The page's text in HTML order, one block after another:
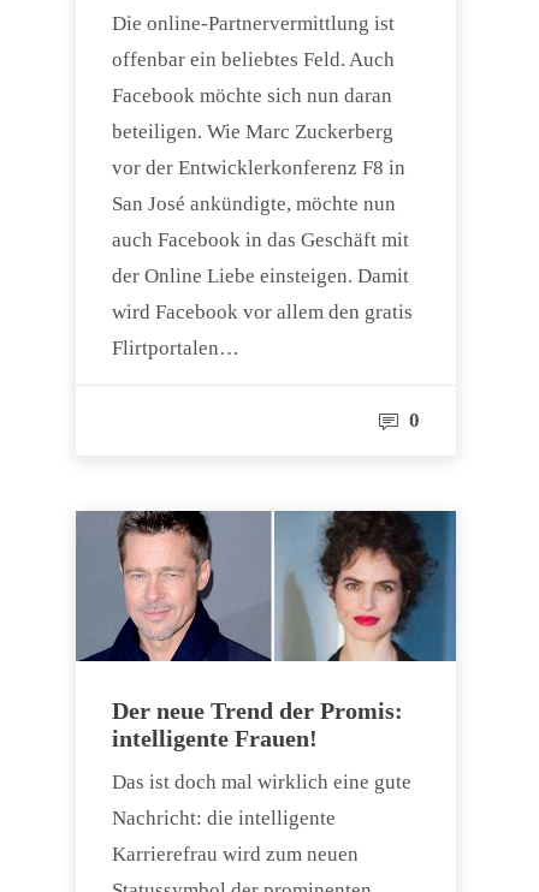
Die online-Partnervermittlung ist
offenbar ein beliebtes Feld. Auch
Facebook möchte sich nun daran
beteiligen. Wie Marc Zuckerberg
vor der Entwicklerkonferenz F8 in
San José ankündigte, möchte nun
auch Facebook in das Geschäft mit
der Online Liebe einsteigen. Damit
wird Facebook vor allem den gratis
Flirtportalen…
0
Der neue Trend der Promis:
intelligente Frauen!
Das ist doch mal wirklich eine gute
Nachricht: die intelligente
Karrierefrau wird zum neuen